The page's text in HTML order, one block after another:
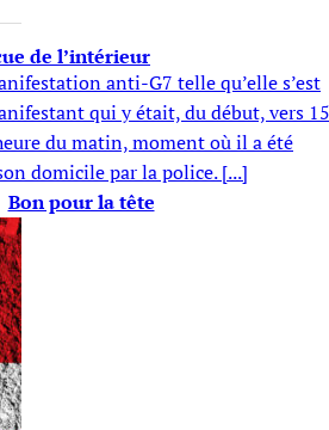
de l’intérieur
anti-G7 telle qu’elle s’est
qui y était, du début, vers 15
du matin, moment où il a été
domicile par la police. [...]
Bon pour la tête